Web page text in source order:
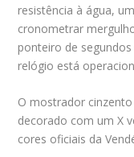
resistência à água,
cronometrar
ponteiro de
relógio está
O mostrador
decorado com um X
cores oficiais da